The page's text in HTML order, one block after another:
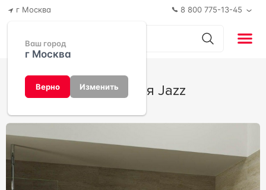
г Москва
Ваш город
г Москва
Верно Изменить
8 800 775-13-45
Коллекция Jazz